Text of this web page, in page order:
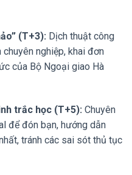
(T+3): Dịch thuật công
nghiệp, khai đơn
của Bộ Ngoại giao Hà
trắc học (T+5): Chuyên
để đón bạn, hướng dẫn
tránh các sai sót thủ tục